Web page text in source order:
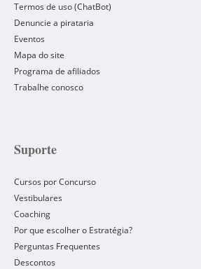
Termos de uso (ChatBot)
Denuncie a pirataria
Eventos
Mapa do site
Programa de afiliados
Trabalhe conosco
Suporte
Cursos por Concurso
Vestibulares
Coaching
Por que escolher o Estratégia?
Perguntas Frequentes
Descontos